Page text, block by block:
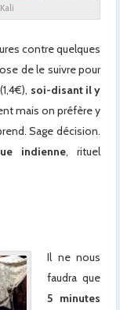
contre quelques
de le suivre pour
soi-disant il y
mais on préfère y
Sage décision.
indienne, rituel
Il ne nous
faudra que
5 minutes